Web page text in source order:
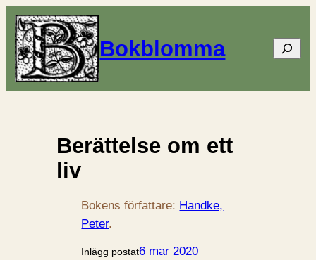
Bokblomma Sök
Berättelse om ett
liv
Bokens författare: Handke,
Peter.
Inlägg postat6 mar 2020